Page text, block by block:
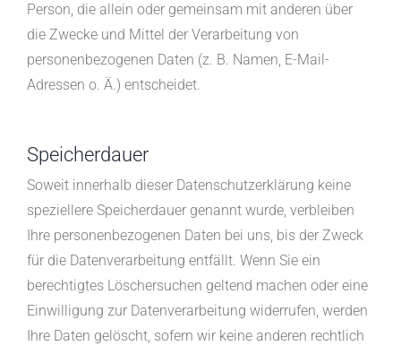
Person, die allein oder gemeinsam mit anderen über
die Zwecke und Mittel der Verarbeitung von
personenbezogenen Daten (z. B. Namen, E-Mail-
Adressen o. Ä.) entscheidet.
Speicherdauer
Soweit innerhalb dieser Datenschutzerklärung keine
speziellere Speicherdauer genannt wurde, verbleiben
Ihre personenbezogenen Daten bei uns, bis der Zweck
für die Datenverarbeitung entfällt. Wenn Sie ein
berechtigtes Löschersuchen geltend machen oder eine
Einwilligung zur Datenverarbeitung widerrufen, werden
Ihre Daten gelöscht, sofern wir keine anderen rechtlich